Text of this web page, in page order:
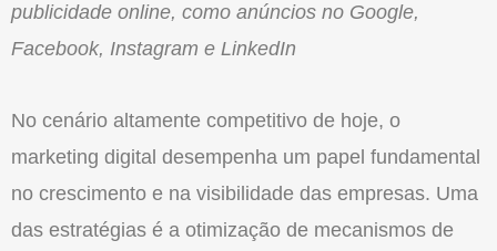
publicidade online, como anúncios no Google,
Facebook, Instagram e LinkedIn
No cenário altamente competitivo de hoje, o
marketing digital desempenha um papel fundamental
no crescimento e na visibilidade das empresas. Uma
das estratégias é a otimização de mecanismos de